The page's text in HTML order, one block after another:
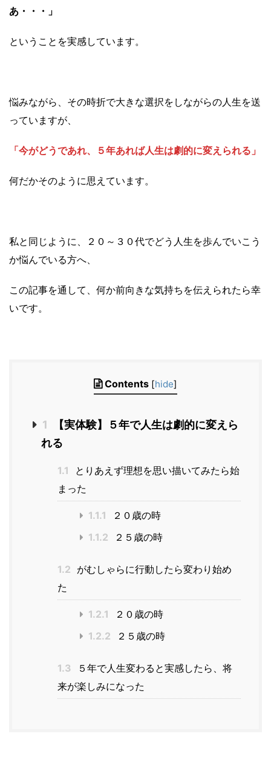
あ・・・」
ということを実感しています。
悩みながら、その時折で大きな選択をしながらの人生を送
っていますが、
「今がどうであれ、５年あれば人生は劇的に変えられる」
何だかそのように思えています。
私と同じように、２０～３０代でどう人生を歩んでいこう
か悩んでいる方へ、
この記事を通して、何か前向きな気持ちを伝えられたら幸
いです。
Contents [hide]
1
【実体験】５年で人生は劇的に変えら
れる
1.1
とりあえず理想を思い描いてみたら始
まった
1.1.1
２０歳の時
1.1.2
２５歳の時
1.2 がむしゃらに行動したら変わり始め
た
1.2.1
２０歳の時
1.2.2
２５歳の時
1.3
５年で人生変わると実感したら、将
来が楽しみになった